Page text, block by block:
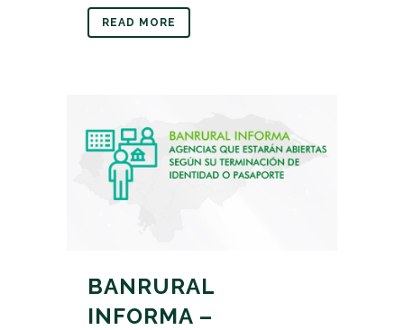
READ MORE
BANRURAL
INFORMA –